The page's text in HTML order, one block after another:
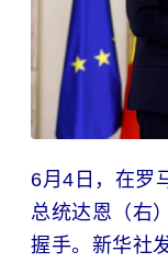
6月4日，在罗
总统达恩（右
握手。新华社